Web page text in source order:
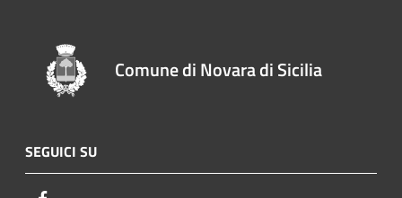
Comune di Novara di Sicilia
SEGUICI SU